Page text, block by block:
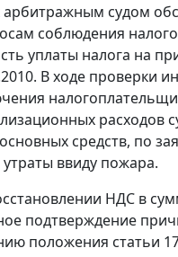
судом
соблюдения
уплаты налога на
В ходе проверки
расходов
средств, по
ввиду пожара.
НДС в
подтверждение
положения статьи